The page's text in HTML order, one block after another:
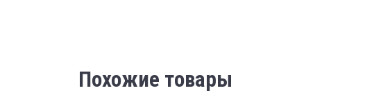
Похожие товары